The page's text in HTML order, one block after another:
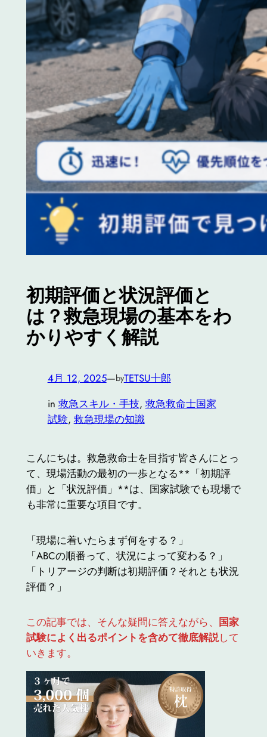
初期評価と状況評価と
は？救急現場の基本をわ
かりやすく解説
4月 12, 2025—byTETSU十郎
in 救急スキル・手技, 救急救命士国家
試験, 救急現場の知識
こんにちは。救急救命士を目指す皆さんにとっ
て、現場活動の最初の一歩となる**「初期評
価」と「状況評価」**は、国家試験でも現場で
も非常に重要な項目です。
「現場に着いたらまず何をする？」
「ABCの順番って、状況によって変わる？」
「トリアージの判断は初期評価？それとも状況
評価？」
この記事では、そんな疑問に答えながら、 国家
試験によく出るポイントを含めて徹底解説して
いきます。